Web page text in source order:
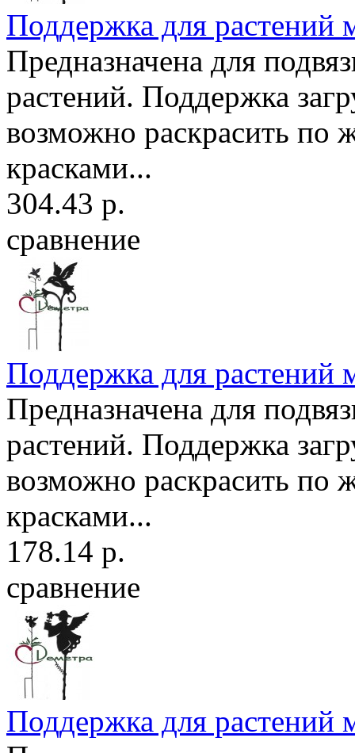
Поддержка для растений
Предназначена для
растений. Поддержка
возможно раскрасить по
красками...
304.43 р.
сравнение
Поддержка для растений
Предназначена для
растений. Поддержка
возможно раскрасить по
красками...
178.14 р.
сравнение
Поддержка для растений